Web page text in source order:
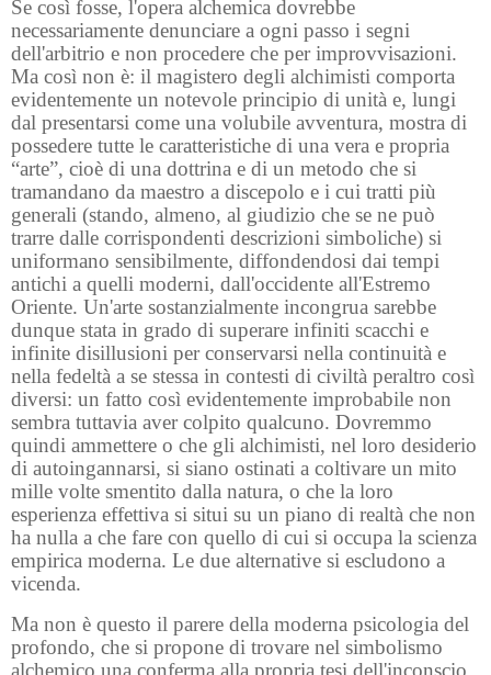
Se così fosse, l'opera alchemica dovrebbe
necessariamente denunciare a ogni passo i segni
dell'arbitrio e non procedere che per improvvisazioni.
Ma così non è: il magistero degli alchimisti comporta
evidentemente un notevole principio di unità e, lungi
dal presentarsi come una volubile avventura, mostra di
possedere tutte le caratteristiche di una vera e propria
“arte”, cioè di una dottrina e di un metodo che si
tramandano da maestro a discepolo e i cui tratti più
generali (stando, almeno, al giudizio che se ne può
trarre dalle corrispondenti descrizioni simboliche) si
uniformano sensibilmente, diffondendosi dai tempi
antichi a quelli moderni, dall'occidente all'Estremo
Oriente. Un'arte sostanzialmente incongrua sarebbe
dunque stata in grado di superare infiniti scacchi e
infinite disillusioni per conservarsi nella continuità e
nella fedeltà a se stessa in contesti di civiltà peraltro così
diversi: un fatto così evidentemente improbabile non
sembra tuttavia aver colpito qualcuno. Dovremmo
quindi ammettere o che gli alchimisti, nel loro desiderio
di autoingannarsi, si siano ostinati a coltivare un mito
mille volte smentito dalla natura, o che la loro
esperienza effettiva si situi su un piano di realtà che non
ha nulla a che fare con quello di cui si occupa la scienza
empirica moderna. Le due alternative si escludono a
vicenda.
Ma non è questo il parere della moderna psicologia del
profondo, che si propone di trovare nel simbolismo
alchemico una conferma alla propria tesi dell'inconscio